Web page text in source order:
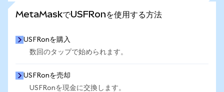
MetaMaskでUSFRonを使用する方法
USFRonを購入
数回のタップで始められます。
USFRonを売却
USFRonを現金に交換します。